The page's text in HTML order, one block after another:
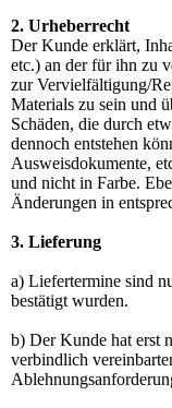
2. Urheberrecht
Der Kunde erklärt,
etc.) an der für ihn zu
zur Vervielfältigung/
Materials zu sein und
Schäden, die durch
dennoch entstehen
Ausweisdokumente,
und nicht in Farbe.
Änderungen in
3. Lieferung
a) Liefertermine sind
bestätigt wurden.
b) Der Kunde hat erst
verbindlich